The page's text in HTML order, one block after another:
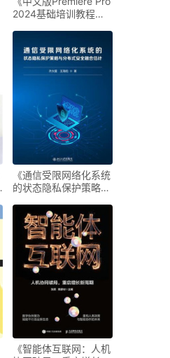
2024基础培训教程
《通信受限网络化系统
的状态隐私保护策略与
计》-许大星
《智能体互联网：人机